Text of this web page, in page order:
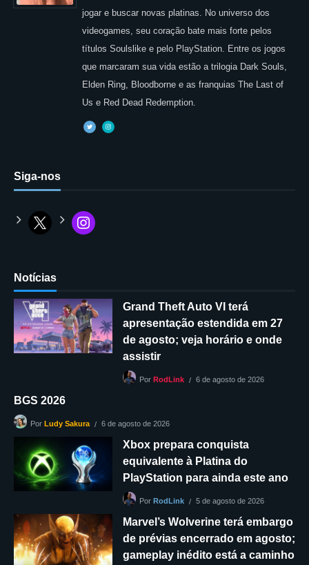
jogar e buscar novas platinas. No universo dos
videogames, seu coração bate mais forte pelos
títulos Soulslike e pelo PlayStation. Entre os jogos
que marcaram sua vida estão a trilogia Dark Souls,
Elden Ring, Bloodborne e as franquias The Last of
Us e Red Dead Redemption.
Siga-nos
Notícias
Grand Theft Auto VI terá
apresentação estendida em 27
de agosto; veja horário e onde
assistir
Por RodLink 6 de agosto de 2026
BGS 2026
Por Ludy Sakura 6 de agosto de 2026
Xbox prepara conquista
equivalente à Platina do
PlayStation para ainda este ano
Por RodLink 5 de agosto de 2026
Marvel’s Wolverine terá embargo
de prévias encerrado em agosto;
gameplay inédito está a caminho